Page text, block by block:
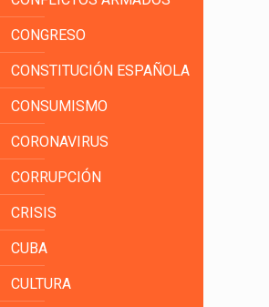
CONGRESO
CONSTITUCIÓN ESPAÑOLA
CONSUMISMO
CORONAVIRUS
CORRUPCIÓN
CRISIS
CUBA
CULTURA